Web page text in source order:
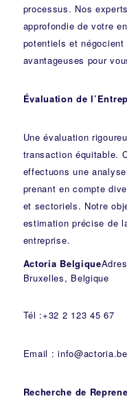
processus. Nos
approfondie de votre
potentiels et
avantageuses pour
Évaluation de
Une évaluation
transaction équitable.
effectuons une
prenant en compte
et sectoriels. Notre
estimation précise de
entreprise.
Actoria Belgique
Bruxelles, Belgique
Tél :+32 2 123 45 67
Email : info@actoria.be
Recherche de